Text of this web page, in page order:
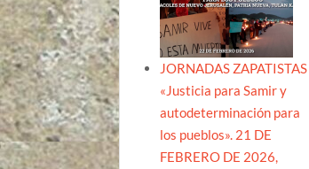
JORNADAS ZAPATISTAS
«Justicia para Samir y
autodeterminación para
los pueblos». 21 DE
FEBRERO DE 2026,